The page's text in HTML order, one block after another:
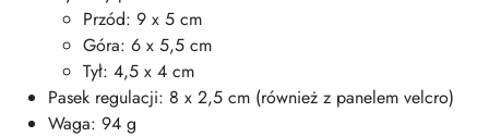
Przód: 9 x 5 cm
Góra: 6 x 5,5 cm
Tył: 4,5 x 4 cm
Pasek regulacji: 8 x 2,5 cm (również z panelem velcro)
Waga: 94 g